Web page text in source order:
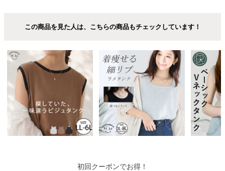
この商品を見た人は、こちらの商品もチェックしています！
初回クーポンでお得！